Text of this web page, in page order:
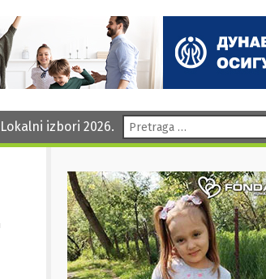
Lokalni izbori 2026. Pretraga: